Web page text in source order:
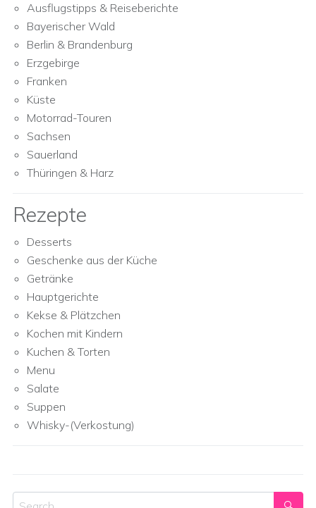
Ausflugstipps & Reiseberichte
Bayerischer Wald
Berlin & Brandenburg
Erzgebirge
Franken
Küste
Motorrad-Touren
Sachsen
Sauerland
Thüringen & Harz
Rezepte
Desserts
Geschenke aus der Küche
Getränke
Hauptgerichte
Kekse & Plätzchen
Kochen mit Kindern
Kuchen & Torten
Menu
Salate
Suppen
Whisky-(Verkostung)
Search